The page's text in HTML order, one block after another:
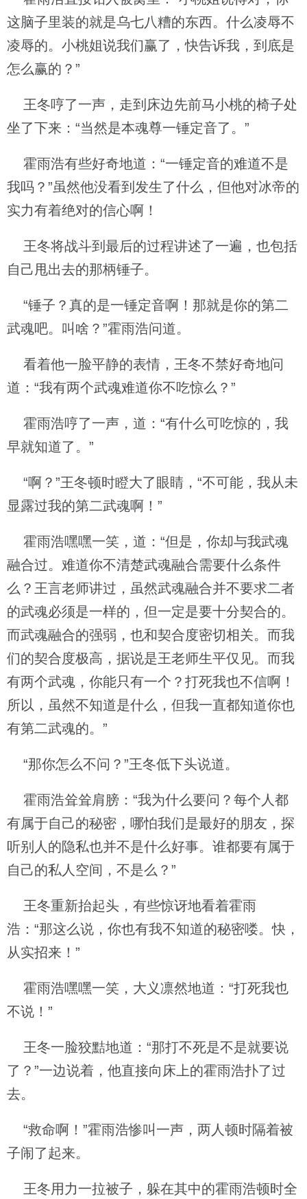
这脑子里装的就是乌七八糟的东西。什么凌辱不
凌辱的。小桃姐说我们赢了，快告诉我，到底是
怎么赢的？”
王冬哼了一声，走到床边先前马小桃的椅子处
坐了下来：“当然是本魂尊一锤定音了。”
霍雨浩有些好奇地道：“一锤定音的难道不是
我吗？”虽然他没看到发生了什么，但他对冰帝的
实力有着绝对的信心啊！
王冬将战斗到最后的过程讲述了一遍，也包括
自己甩出去的那柄锤子。
“锤子？真的是一锤定音啊！那就是你的第二
武魂吧。叫啥？”霍雨浩问道。
看着他一脸平静的表情，王冬不禁好奇地问
道：“我有两个武魂难道你不吃惊么？”
霍雨浩哼了一声，道：“有什么可吃惊的，我
早就知道了。”
“啊？”王冬顿时瞪大了眼睛，“不可能，我从未
显露过我的第二武魂啊！”
霍雨浩嘿嘿一笑，道：“但是，你却与我武魂
融合过。难道你不清楚武魂融合需要什么条件
么？王言老师讲过，虽然武魂融合并不要求二者
的武魂必须是一样的，但一定是要十分契合的。
而武魂融合的强弱，也和契合度密切相关。而我
们的契合度极高，据说是王老师生平仅见。而我
有两个武魂，你能只有一个？打死我也不信啊！
所以，虽然不知道是什么，但我一直都知道你也
有第二武魂的。”
“那你怎么不问？”王冬低下头说道。
霍雨浩耸耸肩膀：“我为什么要问？每个人都
有属于自己的秘密，哪怕我们是最好的朋友，探
听别人的隐私也并不是什么好事。谁都要有属于
自己的私人空间，不是么？”
王冬重新抬起头，有些惊讶地看着霍雨
浩：“那这么说，你也有我不知道的秘密喽。快，
从实招来！”
霍雨浩嘿嘿一笑，大义凛然地道：“打死我也
不说！”
王冬一脸狡黠地道：“那打不死是不是就要说
了？”一边说着，他直接向床上的霍雨浩扑了过
去。
“救命啊！”霍雨浩惨叫一声，两人顿时隔着被
子闹了起来。
王冬用力一拉被子，躲在其中的霍雨浩顿时全